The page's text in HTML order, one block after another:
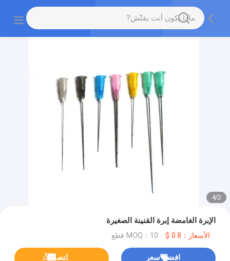
2
/
4
الإبرة الغامضة إبرة القنينة الصغيرة
الأسعار：0.8 $ MOQ：10 قطع
افضل سعر ﺎﺘﺼﻟ ﺍﻶﻧ